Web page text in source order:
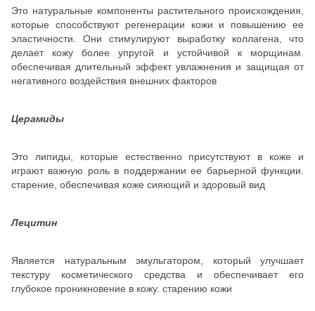
Это натуральные компоненты растительного происхождения,
которые способствуют регенерации кожи и повышению ее
эластичности. Они стимулируют выработку коллагена, что
делает кожу более упругой и устойчивой к морщинам.
обеспечивая длительный эффект увлажнения и защищая от
негативного воздействия внешних факторов
Церамиды
Это липиды, которые естественно присутствуют в коже и
играют важную роль в поддержании ее барьерной функции.
старение, обеспечивая коже сияющий и здоровый вид
Лецитин
Является натуральным эмульгатором, который улучшает
текстуру косметического средства и обеспечивает его
глубокое проникновение в кожу. старению кожи